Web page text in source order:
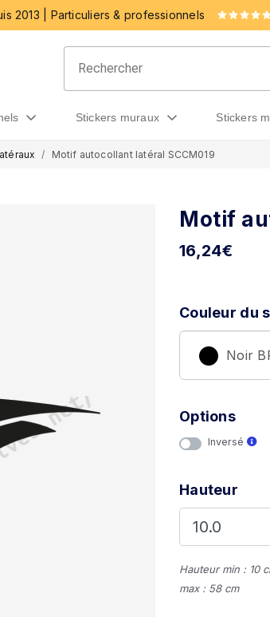
2013 | Particuliers & professionnels
stickers muraux stickers
Motif autocollant latéral SCCM019
Motif
16,24€
Couleur du
Noir
Options
Inversé
Hauteur
Hauteur min : 10
max : 58 cm